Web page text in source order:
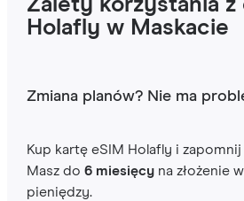
Zalety korzystania z
Holafly w Maskacie
Zmiana planów? Nie ma
Kup kartę eSIM Holafly i
Masz do 6 miesięcyna złożenie
pieniędzy.